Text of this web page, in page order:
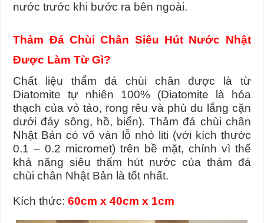
nước trước khi bước ra bên ngoài.
Thảm Đá Chùi Chân Siêu Hút Nước Nhật
Được Làm Từ Gì?
Chất liệu thẩm đá chùi chân được là từ
Diatomite tự nhiên 100% (Diatomite là hóa
thạch của vỏ tảo, rong rêu và phù du lắng cặn
dưới đáy sông, hồ, biển).Thảm đá chùi chân
Nhật Bản có vô vàn lỗ nhỏ liti (với kích thước
0.1 – 0.2 micromet) trên bề mặt, chính vì thế
khả năng siêu thấm hút nước của thảm đá
chùi chân Nhật Bản là tốt nhất.
Kích thức:60cm x 40cm x 1cm